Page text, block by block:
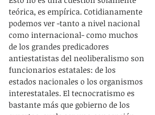
teórica, es empírica. Cotidianamente
podemos ver -tanto a nivel nacional
como internacional- como muchos
de los grandes predicadores
antiestatistas del neoliberalismo son
funcionarios estatales: de los
estados nacionales o los organismos
interestatales. El tecnocratismo es
bastante más que gobierno de los